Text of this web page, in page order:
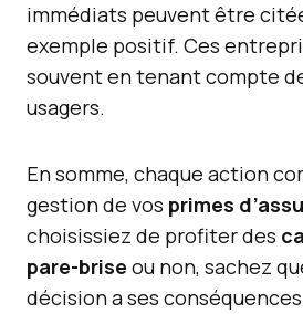
immédiats peuvent être
exemple positif. Ces
souvent en tenant compte
usagers.
En somme, chaque action
gestion de vos primes
choisissiez de profiter des
pare-brise ou non, sachez
décision a ses